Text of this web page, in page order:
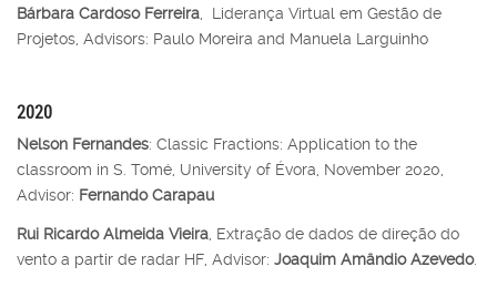
Bárbara Cardoso Ferreira , Liderança Virtual em Gestão de
Projetos, Advisors: Paulo Moreira and Manuela Larguinho
2020
Nelson Fernandes: Classic Fractions: Application to the
classroom in S. Tomé, University of Évora, November 2020,
Advisor: Fernando Carapau
Rui Ricardo Almeida Vieira , Extração de dados de direção do
vento a partir de radar HF, Advisor: Joaquim Amândio Azevedo.